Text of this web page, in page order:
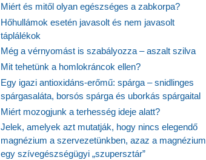
Miért és mitől olyan egészséges a zabkorpa?
Hőhullámok esetén javasolt és nem javasolt
táplálékok
Még a vérnyomást is szabályozza – aszalt szilva
Mit tehetünk a homlokráncok ellen?
Egy igazi antioxidáns-erőmű: spárga – snidlinges
spárgasaláta, borsós spárga és uborkás spárgaital
Miért mozogjunk a terhesség ideje alatt?
Jelek, amelyek azt mutatják, hogy nincs elegendő
magnézium a szervezetünkben, azaz a magnézium
egy szívegészségügyi „szupersztár”